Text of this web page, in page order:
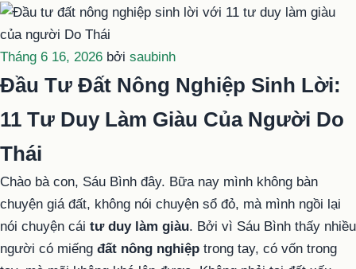
Đăng
trong
Tháng 6 16, 2026 bởi saubinh
Đầu Tư Đất Nông Nghiệp Sinh Lời:
11 Tư Duy Làm Giàu Của Người Do
Thái
Chào bà con, Sáu Bình đây. Bữa nay mình không bàn
chuyện giá đất, không nói chuyện sổ đỏ, mà mình ngồi lại
nói chuyện cái tư duy làm giàu. Bởi vì Sáu Bình thấy nhiều
người có miếng đất nông nghiệp trong tay, có vốn trong